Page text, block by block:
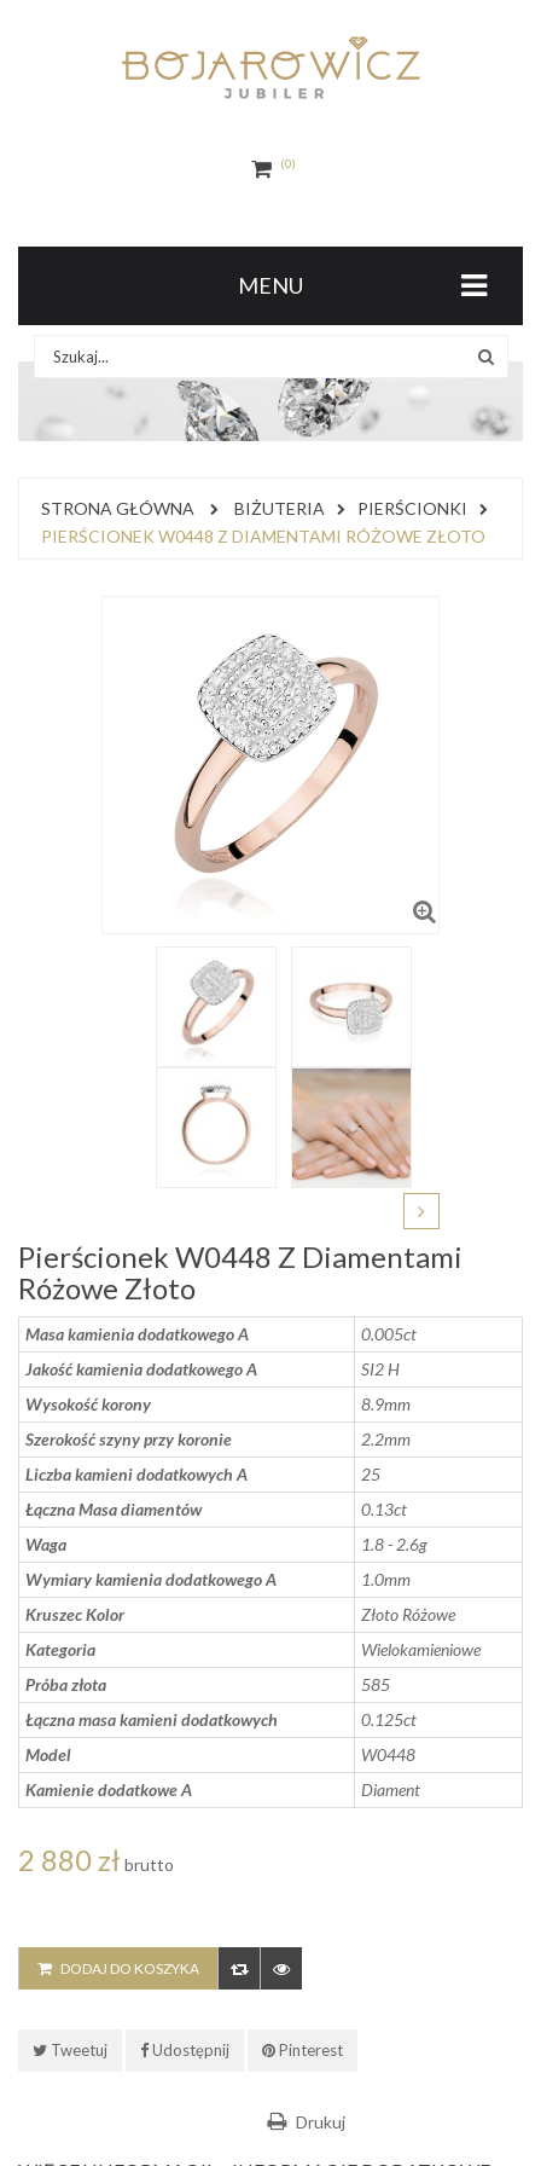
0
MENU
STRONA GŁÓWNA BIŻUTERIA
PIERŚCIONKI
PIERŚCIONEK W0448 Z DIAMENTAMI RÓŻOWE ZŁOTO
Pierścionek W0448 Z Diamentami
Różowe Złoto
Masa kamienia dodatkowego A
0.005ct
Jakość kamienia dodatkowego A
SI2 H
Wysokość korony
8.9mm
Szerokość szyny przy koronie
2.2mm
Liczba kamieni dodatkowych A
25
Łączna Masa diamentów
0.13ct
Waga
1.8 - 2.6g
Wymiary kamienia dodatkowego A
1.0mm
Kruszec Kolor
Złoto Różowe
Kategoria
Wielokamieniowe
Próba złota
585
Łączna masa kamieni dodatkowych
0.125ct
Model
W0448
Kamienie dodatkowe A
Diament
2 880 zł brutto
DODAJ DO KOSZYKA
Tweetuj Udostępnij Pinterest
Drukuj